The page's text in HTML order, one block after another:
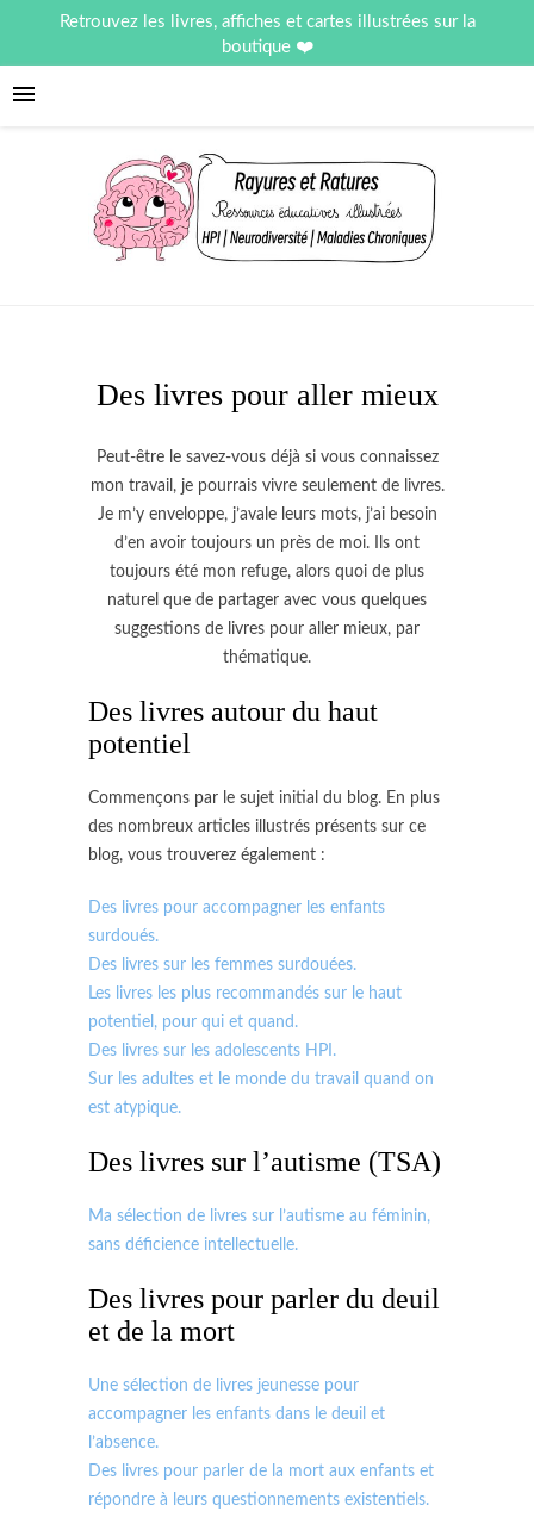
Retrouvez les livres, affiches et cartes illustrées sur la
boutique
Des livres pour aller mieux
Peut-être le savez-vous déjà si vous connaissez
mon travail, je pourrais vivre seulement de livres.
Je m’y enveloppe, j’avale leurs mots, j’ai besoin
d’en avoir toujours un près de moi. Ils ont
toujours été mon refuge, alors quoi de plus
naturel que de partager avec vous quelques
suggestions de livres pour aller mieux, par
thématique.
Des livres autour du haut
potentiel
Commençons par le sujet initial du blog. En plus
des nombreux articles illustrés présents sur ce
blog, vous trouverez également :
Des livres pour accompagner les enfants
surdoués.
Des livres sur les femmes surdouées.
Les livres les plus recommandés sur le haut
potentiel, pour qui et quand.
Des livres sur les adolescents HPI.
Sur les adultes et le monde du travail quand on
est atypique.
Des livres sur l’autisme (TSA)
Ma sélection de livres sur l’autisme au féminin,
sans déficience intellectuelle.
Des livres pour parler du deuil
et de la mort
Une sélection de livres jeunesse pour
accompagner les enfants dans le deuil et
l’absence.
Des livres pour parler de la mort aux enfants et
répondre à leurs questionnements existentiels.